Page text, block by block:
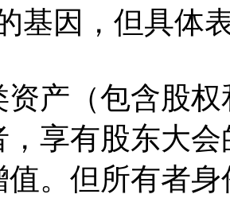
基因，但具体
资产（包含股
，享有股东大
值。但所有者